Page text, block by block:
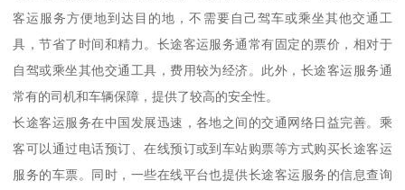
客运服务方便地到达目的地，不需要自己驾车或乘坐其他交通工
具，节省了时间和精力。长途客运服务通常有固定的票价，相对于
自驾或乘坐其他交通工具，费用较为经济。此外，长途客运服务通
常有的司机和车辆保障，提供了较高的安全性。
长途客运服务在中国发展迅速，各地之间的交通网络日益完善。乘
客可以通过电话预订、在线预订或到车站购票等方式购买长途客运
服务的车票。同时，一些在线平台也提供长途客运服务的信息查询